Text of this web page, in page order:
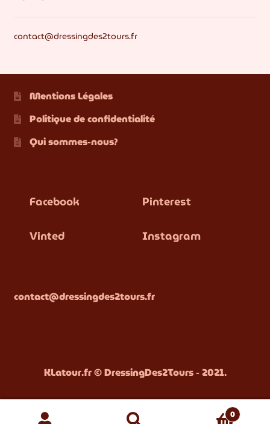
contact@dressingdes2tours.fr
Mentions Légales
Politique de confidentialité
Qui sommes-nous?
Facebook
Vinted
Pinterest
Instagram
contact@dressingdes2tours.fr
KLatour.fr© DressingDes2Tours - 2021.
0